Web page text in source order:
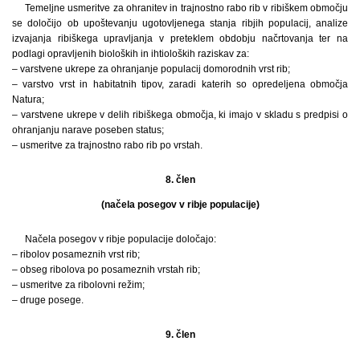
Temeljne usmeritve za ohranitev in trajnostno rabo rib v ribiškem območju
se določijo ob upoštevanju ugotovljenega stanja ribjih populacij, analize
izvajanja ribiškega upravljanja v preteklem obdobju načrtovanja ter na
podlagi opravljenih bioloških in ihtioloških raziskav za:
– varstvene ukrepe za ohranjanje populacij domorodnih vrst rib;
– varstvo vrst in habitatnih tipov, zaradi katerih so opredeljena območja
Natura;
– varstvene ukrepe v delih ribiškega območja, ki imajo v skladu s predpisi o
ohranjanju narave poseben status;
– usmeritve za trajnostno rabo rib po vrstah.
8. člen
(načela posegov v ribje populacije)
Načela posegov v ribje populacije določajo:
– ribolov posameznih vrst rib;
– obseg ribolova po posameznih vrstah rib;
– usmeritve za ribolovni režim;
– druge posege.
9. člen